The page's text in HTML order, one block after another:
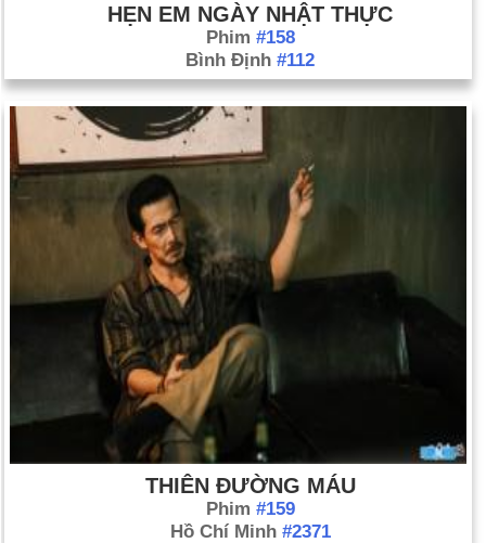
HẸN EM NGÀY NHẬT THỰC
Phim #158
Bình Định #112
THIÊN ĐƯỜNG MÁU
Phim #159
Hồ Chí Minh #2371